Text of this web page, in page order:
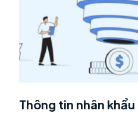
Thông tin nhân